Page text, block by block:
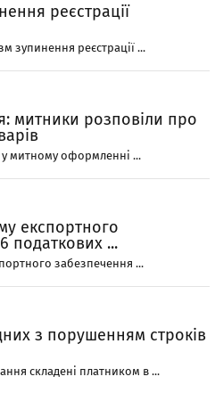
реєстрації
зупинення реєстрації ...
митники розповіли про
митному оформленні ...
експортного
податкових ...
забезпечення ...
з порушенням строків
складені платником в ...